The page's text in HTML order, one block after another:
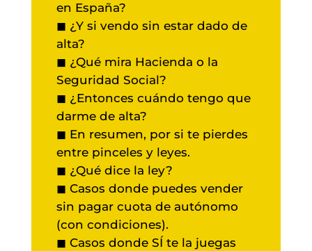
en España?
◼ ¿Y si vendo sin estar dado de
alta?
◼ ¿Qué mira Hacienda o la
Seguridad Social?
◼ ¿Entonces cuándo tengo que
darme de alta?
◼ En resumen, por si te pierdes
entre pinceles y leyes.
◼ ¿Qué dice la ley?
◼ Casos donde puedes vender
sin pagar cuota de autónomo
(con condiciones).
◼ Casos donde SÍ te la juegas